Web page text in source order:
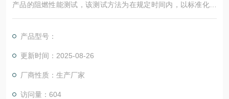
产品的阻燃性能测试，该测试方法为在规定时间内，以标准化的
火焰对试样表面进行燃烧，从而对标准试纸的燃烧、损毁程度或
产品型号：
更新时间：2025-08-26
厂商性质：生产厂家
访问量：604